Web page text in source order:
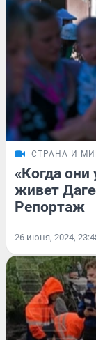
СТРАНА И
«Когда
живет
Репортаж
26 июня, 2024,